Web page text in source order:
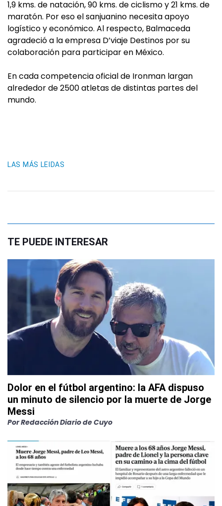
1,9 kms. de natación, 90 kms. de ciclismo y 21 kms. de
maratón. Por eso el sanjuanino necesita apoyo
logístico y económico. Al respecto, Balmaceda
agradeció a la empresa D’viaje Destinos por su
colaboración para participar en México.
En cada competencia oficial de Ironman largan
alrededor de 2500 atletas de distintas partes del
mundo.
LAS MÁS LEIDAS
TE PUEDE INTERESAR
Dolor en el fútbol argentino: la AFA dispuso
un minuto de silencio por la muerte de Jorge
Messi
PorRedacción Diario de Cuyo